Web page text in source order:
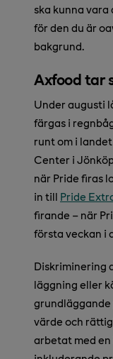
ska kunna
för den du är
bakgrund.
Axfood tar
Under augusti
färgas i
runt om i
Center i
när Pride firas
in till Pride
firande – när
första veckan i
Diskriminering
läggning eller
grundläggande
värde och
arbetat med